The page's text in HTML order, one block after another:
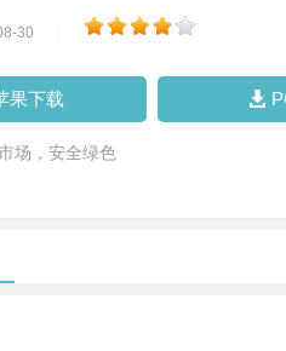
30
果下载
场，安全绿色